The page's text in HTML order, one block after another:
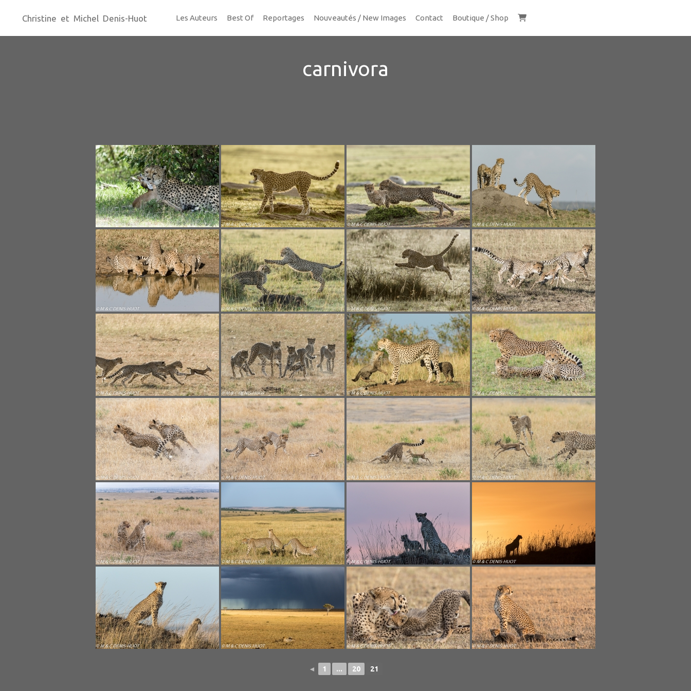
Christine et Michel Denis-Huot Les Auteurs Best Of Reportages Nouveautés / New Images Contact Boutique / Shop
carnivora
◄ 1 ... 20 21